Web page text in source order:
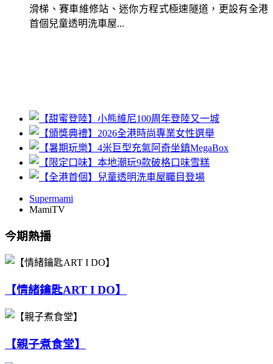
滑梯、賽車維修站、迷你方程式極速隧道，更設有全港
首個兒童透明洗車屋...
Supermami
MamiTV
今期熱播
【情緒鑰匙ART I DO】
【親子煮食堂】